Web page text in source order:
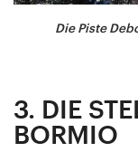
Die Piste
3. DIE
BORMIO